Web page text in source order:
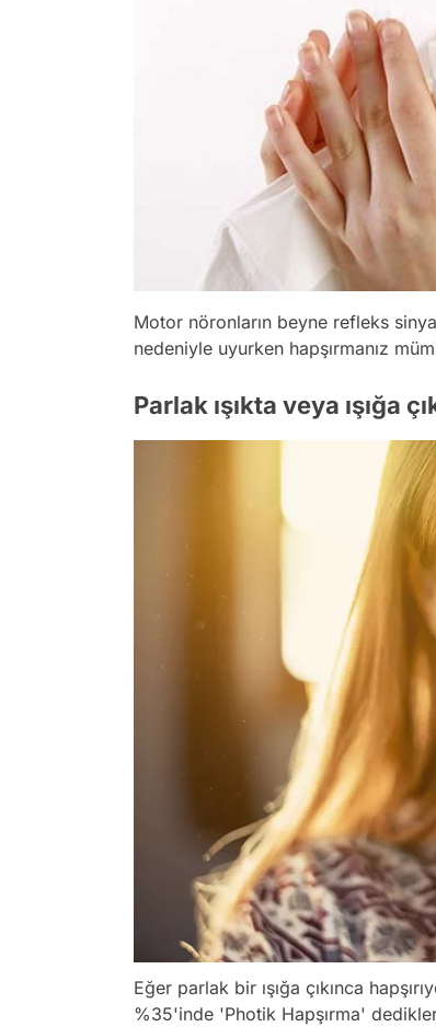
Motor nöronların beyne refleks
nedeniyle uyurken hapşırmanız
Parlak ışıkta veya ışığa
Eğer parlak bir ışığa çıkınca
%35'inde 'Photik Hapşırma'